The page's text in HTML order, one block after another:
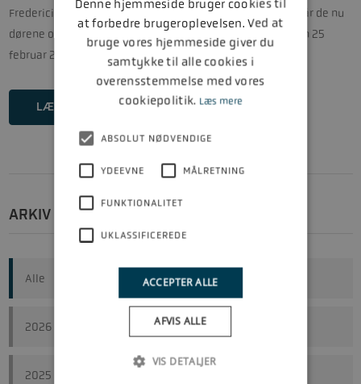
Fredericia i 2021 blev annulleret grundet Corona. Derfor slår de nu
dørene op til deres helt eget, store, virtuelle BOATSHOW den 25
februar 2021 kl. 10:00.
LÆS MERE
ARKIV
Alle
2026
2025
at forbedre brugeroplevelsen. Ved at
bruge vores hjemmeside giver du
samtykke til alle cookies i
overensstemmelse med vores
cookiepolitik. Læs mere
ABSOLUT NØDVENDIGE
YDEEVNE MÅLRETNING
FUNKTIONALITET
UKLASSIFICEREDE
ACCEPTER ALLE
AFVIS ALLE
VIS DETALJER